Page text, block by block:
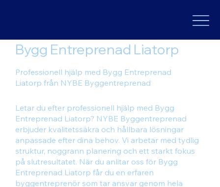
Bygg Entreprenad Liatorp
Professionell hjälp med Bygg Entreprenad
Liatorp från NYBE Byggentreprenad
Letar du efter professionell hjälp med Bygg
Entreprenad Liatorp? NYBE Byggentreprenad
erbjuder kvalitetssäkra och hållbara lösningar
anpassade efter dina behov. Vi arbetar med tydlig
struktur, noggrann planering och ett starkt fokus
på slutresultatet. När du anlitar oss för Bygg
Entreprenad Liatorp får du en erfaren
byggentreprenör som tar ansvar genom hela